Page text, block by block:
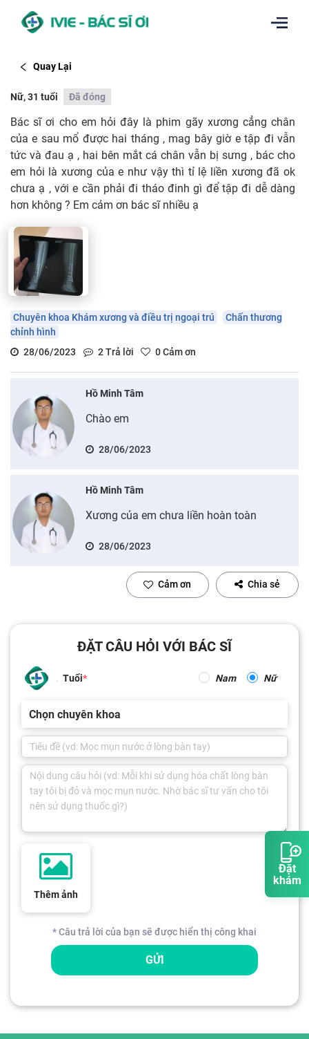
Đặt
khám
Quay Lại
Nữ, 31 tuổi Đã đóng
Bác sĩ ơi cho em hỏi đây là phim gãy xương cẳng chân
của e sau mổ được hai tháng , mag bây giờ e tập đi vẫn
tức và đau ạ , hai bên mắt cá chân vẫn bị sưng , bác cho
em hỏi là xương của e như vậy thì tỉ lệ liền xương đã ok
chưa ạ , với e cần phải đi tháo đinh gì để tập đi dễ dàng
hơn không ? Em cảm ơn bác sĩ nhiều ạ
Chuyên khoa Khám xương và điều trị ngoại trú
Chấn thương
chỉnh hình
28/06/2023
2Trả lời 0Cảm ơn
Hồ Minh Tâm
Chào em
28/06/2023
Hồ Minh Tâm
Xương của em chưa liền hoàn toàn
28/06/2023
Cảm ơn Chia sẻ
ĐẶT CÂU HỎI VỚI BÁC SĨ
Tuổi Nam Nữ
Chọn chuyên khoa
Thêm ảnh
* Câu trả lời của bạn sẽ được hiển thị công khai
GỬI